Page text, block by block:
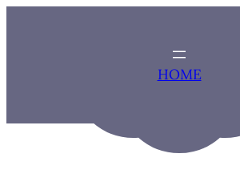
HOME